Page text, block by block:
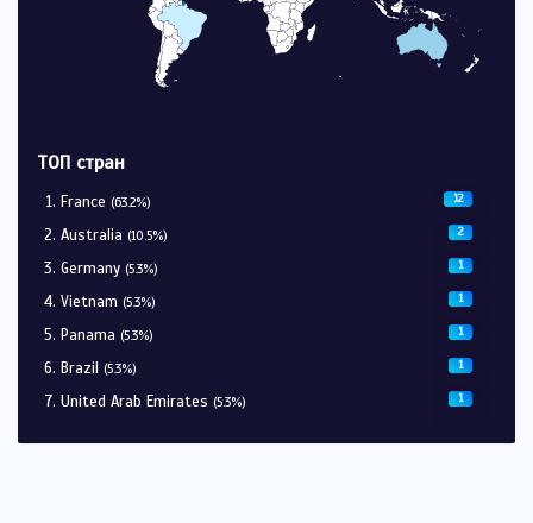
ТОП стран
France (63.2%) 12
Australia (10.5%) 2
Germany (5.3%) 1
Vietnam (5.3%) 1
Panama (5.3%) 1
Brazil (5.3%) 1
United Arab Emirates (5.3%) 1